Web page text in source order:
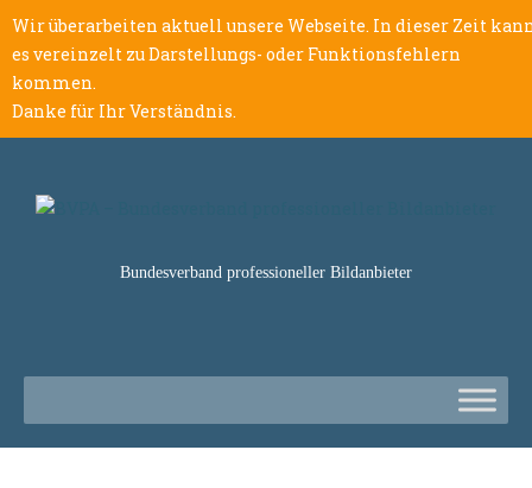
Wir überarbeiten aktuell unsere Webseite. In dieser Zeit
es vereinzelt zu Darstellungs- oder Funktionsfehlern
kommen.
Danke für Ihr Verständnis.
Bundesverband professioneller Bildanbieter